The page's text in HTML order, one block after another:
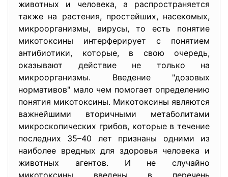
животных и человека, а распространяется
также на растения, простейших, насекомых,
микроорганизмы, вирусы, то есть понятие
микотоксины интерферирует с понятием
антибиотики, которые, в свою очередь,
оказывают действие не только на
микроорганизмы. Введение "дозовых
нормативов" мало чем помогает определению
понятия микотоксины. Микотоксины являются
важнейшими вторичными метаболитами
микроскопических грибов, которые в течение
последних 35–40 лет признаны одними из
наиболее вредных для здоровья человека и
животных агентов. И не случайно
микотоксины введены в перечень